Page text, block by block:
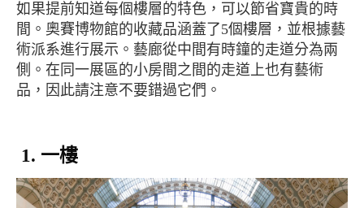
如果提前知道每個樓層的特色，可以節省寶貴的時
間。奧賽博物館的收藏品涵蓋了5個樓層，並根據藝
術派系進行展示。藝廊從中間有時鐘的走道分為兩
側。在同一展區的小房間之間的走道上也有藝術
品，因此請注意不要錯過它們。
1. 一樓